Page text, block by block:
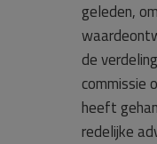
geleden,
de
commissie
heeft
redelijke